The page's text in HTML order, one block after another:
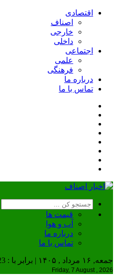
اقتصادی
اصناف
خارجی
داخلی
اجتماعی
علمی
فرهنگی
درباره ما
تماس با ما
قیمت ها
آب و هوا
درباره ما
تماس با ما
جمعه, ۱۶ مرداد , ۱۴۰۵ | برابر با : 23 صفر 1448
Friday, 7 August , 2026